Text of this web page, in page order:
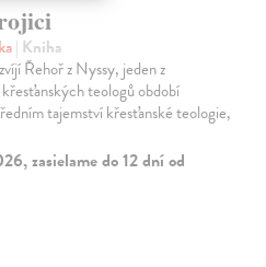
| Kniha
Řehoř z Nyssy, jeden z
teologů období
tajemství křesťanské teologie,
zasielame do 12 dní od